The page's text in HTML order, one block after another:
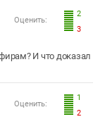
2
3
Оценить:
И что доказал
1
2
Оценить: